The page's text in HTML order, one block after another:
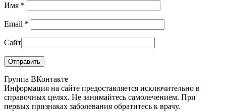
Имя *
Email *
Сайт
Группа ВКонтакте
Информация на сайте предоставляется исключительно в
справочных целях. Не занимайтесь самолечением. При
первых признаках заболевания обратитесь к врачу.